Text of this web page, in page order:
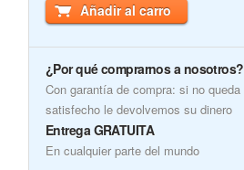
Añadir al carro
¿Por qué comprarnos a nosotros?
Con garantía de compra: si no queda
satisfecho le devolvemos su dinero
Entrega GRATUITA
En cualquier parte del mundo